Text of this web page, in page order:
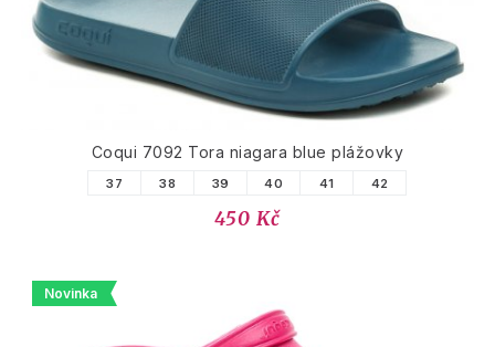
Coqui 7092 Tora niagara blue plážovky
37 38 39 40 41 42
450 Kč
Novinka